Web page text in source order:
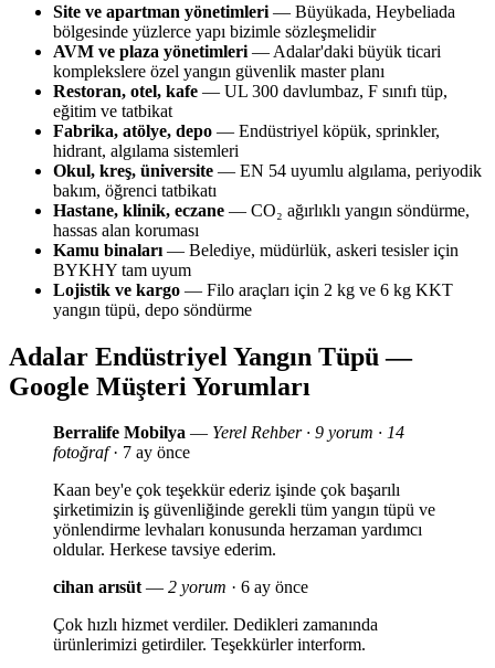
Site ve apartman yönetimleri — Büyükada, Heybeliada
bölgesinde yüzlerce yapı bizimle sözleşmelidir
AVM ve plaza yönetimleri — Adalar'daki büyük ticari
komplekslere özel yangın güvenlik master planı
Restoran, otel, kafe — UL 300 davlumbaz, F sınıfı tüp,
eğitim ve tatbikat
Fabrika, atölye, depo — Endüstriyel köpük, sprinkler,
hidrant, algılama sistemleri
Okul, kreş, üniversite — EN 54 uyumlu algılama, periyodik
bakım, öğrenci tatbikatı
Hastane, klinik, eczane — CO₂ ağırlıklı yangın söndürme,
hassas alan koruması
Kamu binaları — Belediye, müdürlük, askeri tesisler için
BYKHY tam uyum
Lojistik ve kargo — Filo araçları için 2 kg ve 6 kg KKT
yangın tüpü, depo söndürme
Adalar Endüstriyel Yangın Tüpü —
Google Müşteri Yorumları
Berralife Mobilya — Yerel Rehber · 9 yorum · 14
fotoğraf· 7 ay önce
Kaan bey'e çok teşekkür ederiz işinde çok başarılı
şirketimizin iş güvenliğinde gerekli tüm yangın tüpü ve
yönlendirme levhaları konusunda herzaman yardımcı
oldular. Herkese tavsiye ederim.
cihan arısüt— 2 yorum · 6 ay önce
Çok hızlı hizmet verdiler. Dedikleri zamanında
ürünlerimizi getirdiler. Teşekkürler interform.